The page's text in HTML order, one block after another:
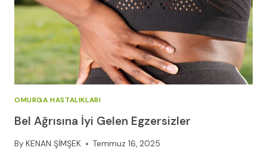
OMURGA HASTALIKLARI
Bel Ağrısına İyi Gelen Egzersizler
By KENAN ŞİMŞEK Temmuz 16, 2025